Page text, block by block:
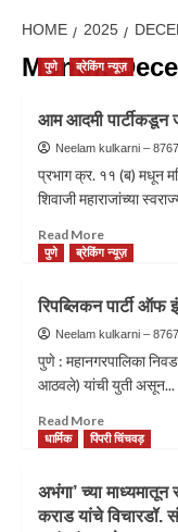
HOME 2025
Month:
पुणे ब्रेकिंग न्यूज़
आम आदमी पार्टीकडून
Neelam kulkarni –
प्रभाग क्र. ११ (ब) मधून
शिवाजी महाराजांच्या
Read More
पुणे ब्रेकिंग न्यूज़
रिपब्लिकन पार्टी ऑफ
Neelam kulkarni –
पुणे : महानगरपालिका
आठवले) यांची युती असून...
Read More
धार्मिक पिंपरी चिंचवड़
अभंगा’ च्या माध्यमातून
कराड यांचे विचारडॉ.